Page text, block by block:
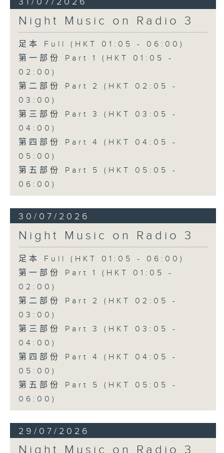
Night Music on Radio 3
足本 Full (HKT 01:05 - 06:00)
第一部份 Part 1 (HKT 01:05 -
02:00)
第二部份 Part 2 (HKT 02:05 -
03:00)
第三部份 Part 3 (HKT 03:05 -
04:00)
第四部份 Part 4 (HKT 04:05 -
05:00)
第五部份 Part 5 (HKT 05:05 -
06:00)
30/07/2026
Night Music on Radio 3
足本 Full (HKT 01:05 - 06:00)
第一部份 Part 1 (HKT 01:05 -
02:00)
第二部份 Part 2 (HKT 02:05 -
03:00)
第三部份 Part 3 (HKT 03:05 -
04:00)
第四部份 Part 4 (HKT 04:05 -
05:00)
第五部份 Part 5 (HKT 05:05 -
06:00)
29/07/2026